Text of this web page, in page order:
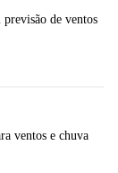
de ventos
ventos e chuva